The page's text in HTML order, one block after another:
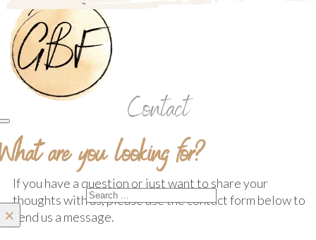
are you looking for?
×
Contact
If you have a question or just want to share your
thoughts with us, please use the contact form below to
send us a message.